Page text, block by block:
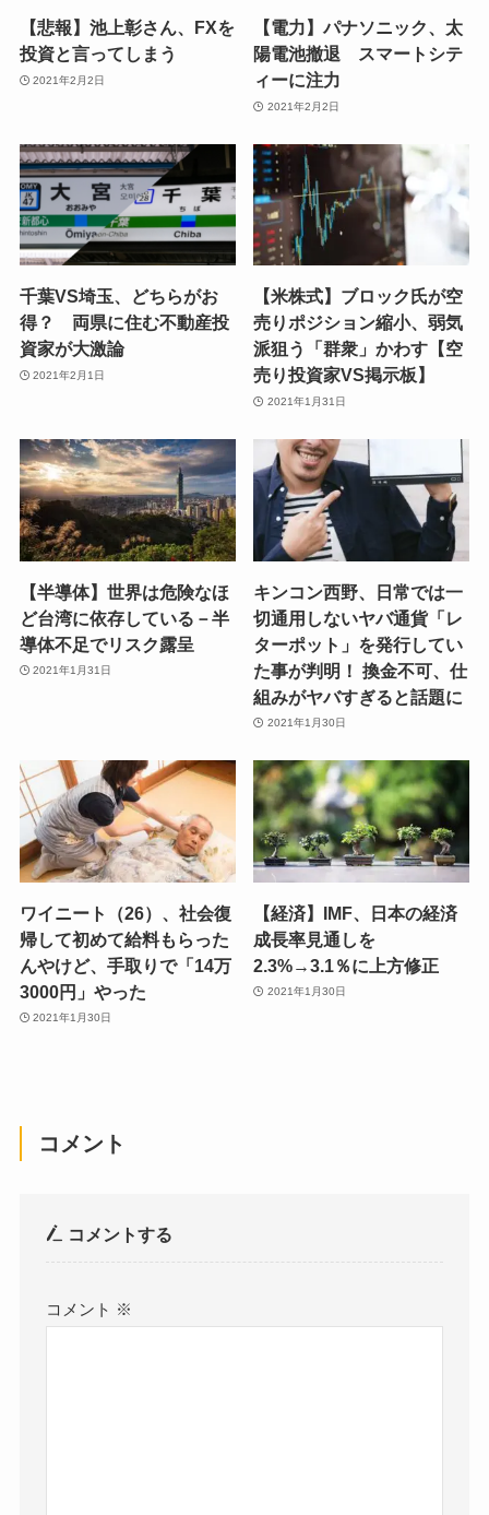
【悲報】池上彰さん、FXを
投資と言ってしまう
2021年2月2日
【電力】パナソニック、太
陽電池撤退 スマートシテ
ィーに注力
2021年2月2日
千葉VS埼玉、どちらがお
得？ 両県に住む不動産投
資家が大激論
2021年2月1日
【米株式】ブロック氏が空
売りポジション縮小、弱気
派狙う「群衆」かわす【空
売り投資家VS掲示板】
2021年1月31日
【半導体】世界は危険なほ
ど台湾に依存している－半
導体不足でリスク露呈
2021年1月31日
キンコン西野、日常では一
切通用しないヤバ通貨「レ
ターポット」を発行してい
た事が判明！ 換金不可、仕
組みがヤバすぎると話題に
2021年1月30日
ワイニート（26）、社会復
帰して初めて給料もらった
んやけど、手取りで「14万
3000円」やった
2021年1月30日
【経済】IMF、日本の経済
成長率見通しを
2.3%→3.1％に上方修正
2021年1月30日
コメント
コメントする
コメント ※